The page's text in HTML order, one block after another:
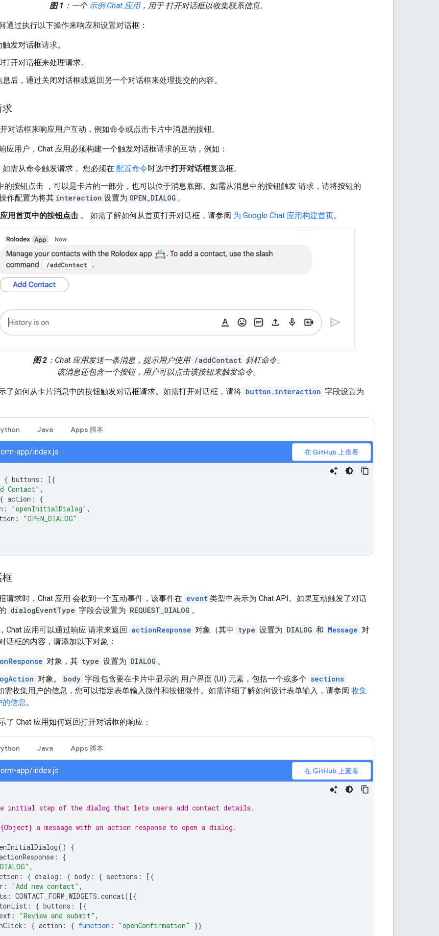
图 1 ：一个示例 Chat 应用，用于 打开对话框以收集联系信息。
通过执行以下操作来响应和设置对话框：
触发对话框请求。
打开对话框来处理请求。
息后，通过关闭对话框或返回另一个对话框来处理提交的内容。
求
开对话框来响应用户互动，例如命令或点击卡片中消息的按钮。
应用户，Chat 应用必须构建一个触发对话框请求的互动，例如：
如需从命令触发请求， 您必须在 配置命令时选中打开对话框复选框。
的按钮点击 ，可以是卡片的一部分，也可以位于消息底部。如需从消息中的按钮触发 请求，请将按钮的
作配置为将其 interaction 设置为 OPEN_DIALOG 。
应用首页中的按钮点击 。 如需了解如何从首页打开对话框，请参阅 为 Google Chat 应用构建首页。
图 2：Chat 应用发送一条消息，提示用户使用 /addContact 斜杠命令。
该消息还包含一个按钮，用户可以点击该按钮来触发命令。
了如何从卡片消息中的按钮触发对话框请求。如需打开对话框，请将 button.interaction 字段设置为
Java Apps 脚本
app/index.js 在 GitHub 上查看
{ buttons :
[{
Contact" ,
{ action :
{
: "openInitialDialog" ,
:
"OPEN_DIALOG"
框
请求时，Chat 应用 会收到一个互动事件，该事件在 event 类型中表示为 Chat API。如果互动触发了对话
dialogEventType 字段会设置为 REQUEST_DIALOG 。
Chat 应用可以通过响应 请求来返回 actionResponse 对象（其中 type 设置为 DIALOG 和 Message 对
话框的内容，请添加以下对象：
对象，其 type 设置为 DIALOG 。
对象。 body 字段包含要在卡片中显示的 用户界面 (UI) 元素，包括一个或多个 sections
需收集用户的信息，您可以指定表单输入微件和按钮微件。如需详细了解如何设计表单输入，请参阅 收集
的信息。
了 Chat 应用如何返回打开对话框的响应：
Java Apps 脚本
app/index.js 在 GitHub 上查看
initial step of the dialog that lets users add contact details.
a message with an action response to open a dialog.
()
{
:
{
,
: { dialog : { body : { sections :
[{
: "Add new contact" ,
: CONTACT_FORM_WIDGETS .concat([{
: { buttons :
[{
: "Review and submit" ,
: { action : { function : "openConfirmation"
}}